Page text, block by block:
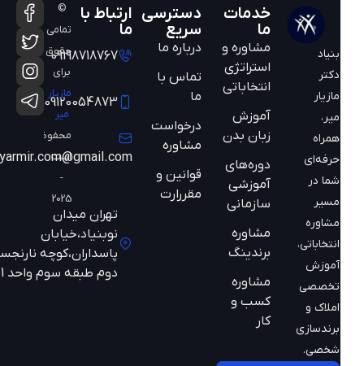
مازیار
همراه
حرفه‌ای
شما در
مسیر
مشاوره
انتخاباتی،
آموزش
تخصصی
املاک و
برندسازی
شخصی.
خدمات
مشاوره و
استراتژی
انتخاباتی
آموزش
زبان بدن
دوره‌های
آموزشی
سازمانی
مشاوره
برندینگ
مشاوره
کسب و
دسترسی
سریع
درباره ما
تماس با
ما
درخواست
مشاوره
قوانین و
مقررارت
ارتباط با
09198718767
09120054873
mazyarmir.com@gmail.com
تهران میدان
نوبنیاد،خیابان
پاسداران،کوچه نارنجستان
دوم طبقه سوم واحد 301
©
تمامی
حقوق
مازیار
محفوظ
است